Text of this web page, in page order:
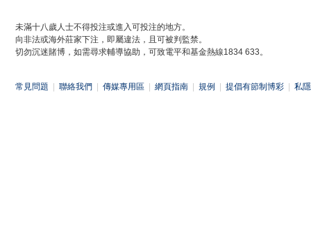
未滿十八歲人士不得投注或進入可投注的地方。
向非法或海外莊家下注，即屬違法，且可被判監禁。
切勿沉迷賭博，如需尋求輔導協助，可致電平和基金熱線1834 633。
常見問題 聯絡我們 傳媒專用區 網頁指南 規例 提倡有節制博彩 私